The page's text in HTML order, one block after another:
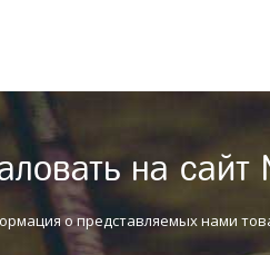
на сайт
о представляемых нами